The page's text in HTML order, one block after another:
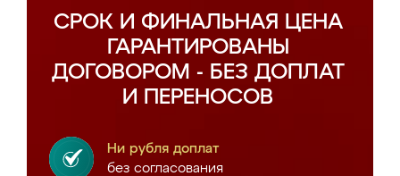
СРОК И ФИНАЛЬНАЯ ЦЕНА
ГАРАНТИРОВАНЫ
ДОГОВОРОМ - БЕЗ ДОПЛАТ
И ПЕРЕНОСОВ
Ни рубля доплат
без согласования